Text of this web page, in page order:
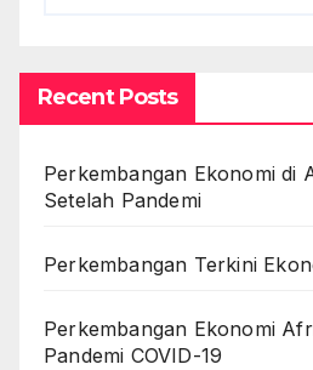
Recent Posts
Perkembangan Ekonomi di
Setelah Pandemi
Perkembangan Terkini
Perkembangan Ekonomi
Pandemi COVID-19